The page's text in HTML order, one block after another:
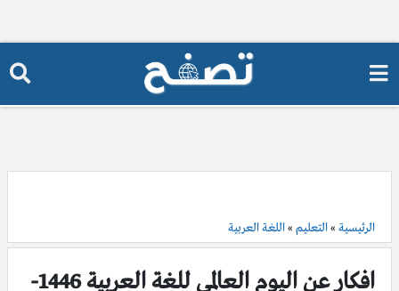
الرئيسية »التعليم »اللغة العربية
افكار عن اليوم العالمي للغة العربية 1446-